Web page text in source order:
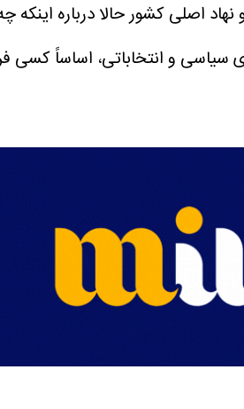
اصلی کشور حالا درباره
سیاسی و انتخاباتی، اساساً